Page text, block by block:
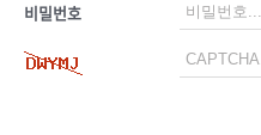
비밀번호